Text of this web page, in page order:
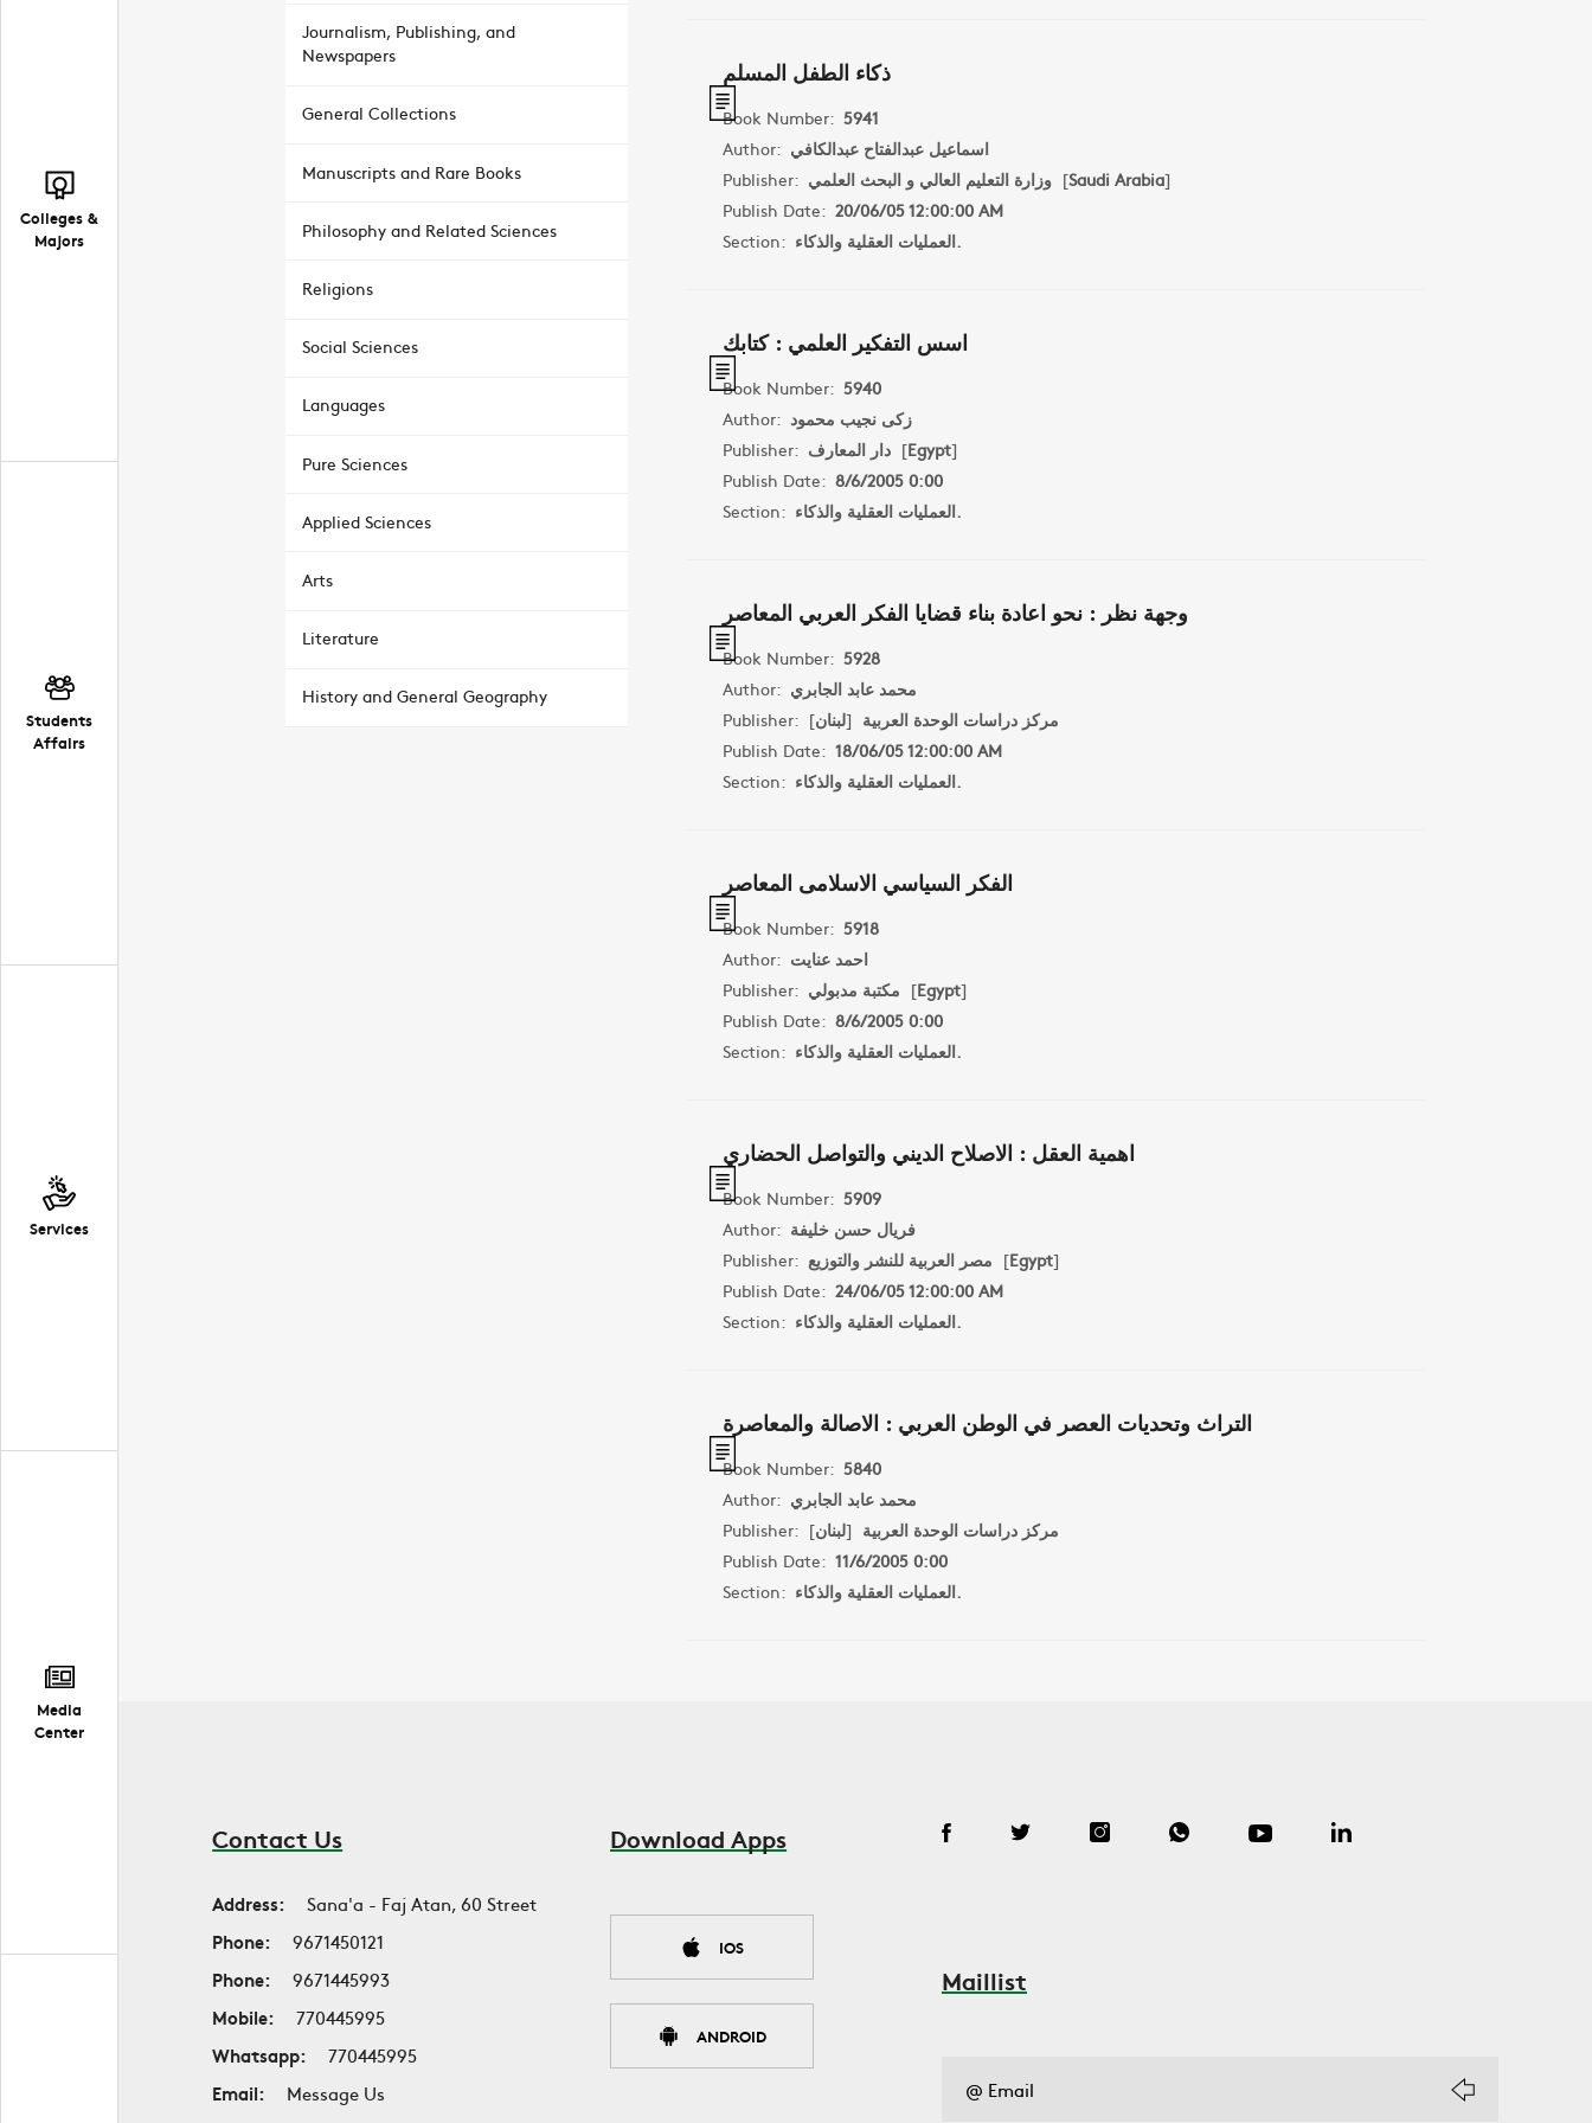
Colleges &
Majors
Students
Affairs
Services
Media
Center
Journalism, Publishing, and
Newspapers
General Collections
Manuscripts and Rare Books
Philosophy and Related Sciences
Religions
Social Sciences
Languages
Pure Sciences
Applied Sciences
Arts
Literature
History and General Geography
ذكاء الطفل المسلم
Book Number: 5941
Author: اسماعيل عبدالفتاح عبدالكافي
Publisher: وزارة التعليم العالي و البحث العلمي[Saudi Arabia]
Publish Date: 20/06/05 12:00:00 AM
Section:
العمليات العقلية والذكاء.
اسس التفكير العلمي : كتابك
Book Number: 5940
Author: زكى نجيب محمود
Publisher: دار المعارف[Egypt]
Publish Date: 8/6/2005 0:00
Section:
العمليات العقلية والذكاء.
وجهة نظر : نحو اعادة بناء قضايا الفكر العربي المعاصر
Book Number: 5928
Author: محمد عابد الجابري
Publisher:
مركز دراسات الوحدة العربية [لبنان]
Publish Date: 18/06/05 12:00:00 AM
Section:
العمليات العقلية والذكاء.
الفكر السياسي الاسلامى المعاصر
Book Number: 5918
Author: احمد عنايت
Publisher: مكتبة مدبولي [Egypt]
Publish Date: 8/6/2005 0:00
Section:
العمليات العقلية والذكاء.
اهمية العقل : الاصلاح الديني والتواصل الحضاري
Book Number: 5909
Author: فريال حسن خليفة
Publisher: مصر العربية للنشر والتوزيع [Egypt]
Publish Date: 24/06/05 12:00:00 AM
Section:
العمليات العقلية والذكاء.
التراث وتحديات العصر في الوطن العربي : الاصالة والمعاصرة
Book Number: 5840
Author: محمد عابد الجابري
Publisher:
مركز دراسات الوحدة العربية [لبنان]
Publish Date: 11/6/2005 0:00
Section:
العمليات العقلية والذكاء.
Contact Us
Address:
Sana'a - Faj Atan, 60 Street
Phone:
9671450121
Phone:
9671445993
Mobile:
770445995
Whatsapp:
770445995
Email:
Message Us
Download Apps
IOS
ANDROID
Maillist